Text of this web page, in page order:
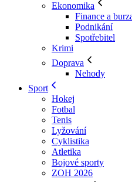
Ekonomika
Finance a
Podnikání
Spotřebitel
Krimi
Doprava
Nehody
Sport
Hokej
Fotbal
Tenis
Lyžování
Cyklistika
Atletika
Bojové sporty
ZOH 2026